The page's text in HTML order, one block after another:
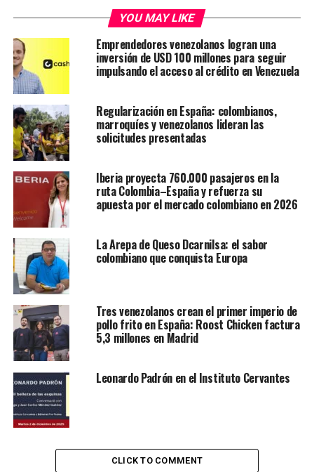
ilumina está desprovista de toda inocencia. Para
descubrir qué sucedió con Bárbara, Nina se embarcará
en un viaje que la llevará, como en un descenso a los
infiernos, hasta un pueblo enclavado en los Andes que
fue especialmente castigado durante los años de la
violencia política.
Le puede intresar:Así fue Benengeli 2024
Bienvenida:
Casa de América.
Karina Pacheco/ limaneescena.pe
Participantes:
Nataly Villena, escritora.
YOU MAY LIKE
Emprendedores venezolanos logran una
inversión de USD 100 millones para seguir
impulsando el acceso al crédito en Venezuela
Regularización en España: colombianos,
marroquíes y venezolanos lideran las
solicitudes presentadas
Iberia proyecta 760.000 pasajeros en la
ruta Colombia–España y refuerza su
apuesta por el mercado colombiano en 2026
La Arepa de Queso Dcarnilsa: el sabor
colombiano que conquista Europa
Tres venezolanos crean el primer imperio de
pollo frito en España: Roost Chicken factura
5,3 millones en Madrid
Leonardo Padrón en el Instituto Cervantes
CLICK TO COMMENT